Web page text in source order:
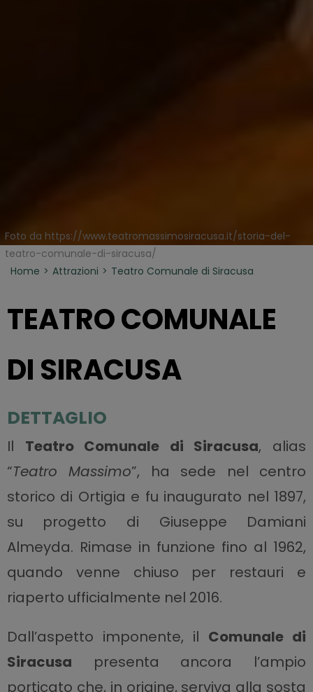
Foto da https://www.teatromassimosiracusa.it/storia-del-
teatro-comunale-di-siracusa/
Home
Attrazioni Teatro Comunale di Siracusa
TEATRO COMUNALE
DI SIRACUSA
DETTAGLIO
Il Teatro Comunale di Siracusa, alias
“Teatro Massimo”, ha sede nel centro
storico di Ortigia e fu inaugurato nel 1897,
su progetto di Giuseppe Damiani
Almeyda. Rimase in funzione fino al 1962,
quando venne chiuso per restauri e
riaperto ufficialmente nel 2016.
Dall’aspetto imponente, il Comunale di
Siracusa presenta ancora l’ampio
porticato che, in origine, serviva alla sosta